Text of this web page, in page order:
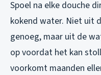
Spoel na elke douche
kokend water. Niet uit
genoeg, maar uit de
op voordat het kan
voorkomt maanden